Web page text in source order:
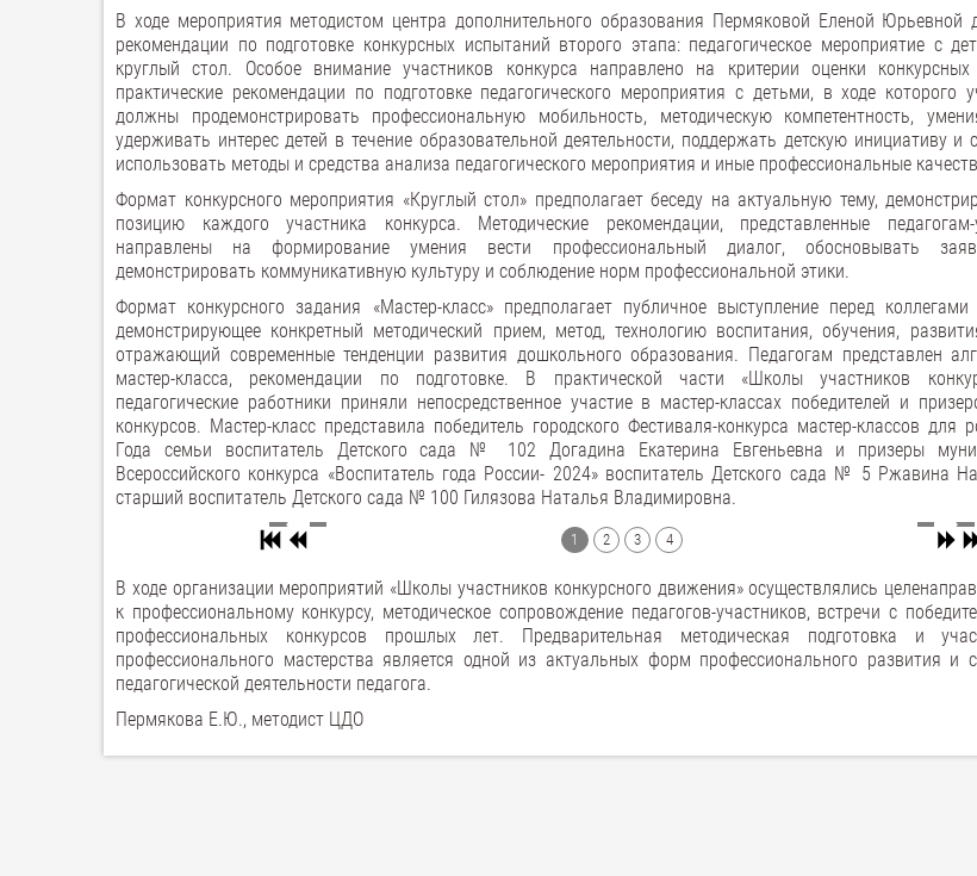
В ходе мероприятия методистом центра дополнительного образования Пермяковой Еленой Юрьевной
рекомендации по подготовке конкурсных испытаний второго этапа: педагогическое мероприятие с
круглый стол. Особое внимание участников конкурса направлено на критерии оценки
практические рекомендации по подготовке педагогического мероприятия с детьми, в ходе которого
должны продемонстрировать профессиональную мобильность, методическую компетентность,
удерживать интерес детей в течение образовательной деятельности, поддержать детскую инициативу и
использовать методы и средства анализа педагогического мероприятия и иные профессиональные
Формат конкурсного мероприятия «Круглый стол» предполагает беседу на актуальную тему,
позицию каждого участника конкурса. Методические рекомендации, представленные
направлены на формирование умения вести профессиональный диалог, обосновывать
демонстрировать коммуникативную культуру и соблюдение норм профессиональной этики.
Формат конкурсного задания «Мастер-класс» предполагает публичное выступление перед
демонстрирующее конкретный методический прием, метод, технологию воспитания, обучения,
отражающий современные тенденции развития дошкольного образования. Педагогам представлен
мастер-класса, рекомендации по подготовке. В практической части «Школы участников
педагогические работники приняли непосредственное участие в мастер-классах победителей и
конкурсов. Мастер-класс представила победитель городского Фестиваля-конкурса мастер-классов для
Года семьи воспитатель Детского сада № 102 Догадина Екатерина Евгеньевна и призеры
Всероссийского конкурса «Воспитатель года России- 2024» воспитатель Детского сада № 5 Ржавина
старший воспитатель Детского сада № 100 Гилязова Наталья Владимировна.
1 2 3 4
В ходе организации мероприятий «Школы участников конкурсного движения» осуществлялись
к профессиональному конкурсу, методическое сопровождение педагогов-участников, встречи с
профессиональных конкурсов прошлых лет. Предварительная методическая подготовка и
профессионального мастерства является одной из актуальных форм профессионального развития и
педагогической деятельности педагога.
Пермякова Е.Ю., методист ЦДО